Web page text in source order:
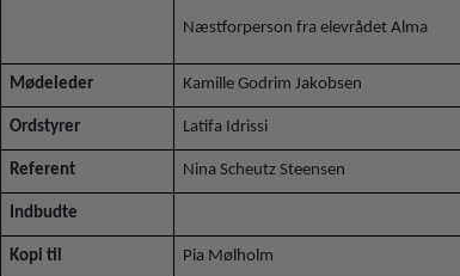
Næstforperson fra elevrådet Alma
Mødeleder Kamille Godrim Jakobsen
Ordstyrer Latifa Idrissi
Referent Nina Scheutz Steensen
Indbudte
Kopi til Pia Mølholm